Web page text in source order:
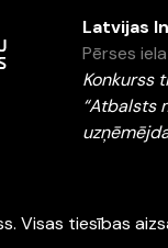
Latvijas
Pērses
Konkurss
“Atbalsts
Visas tiesības